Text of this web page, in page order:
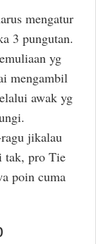
mengatur
3 pungutan.
yg
mengambil
awak yg
jikalau
tak, pro Tie
poin cuma